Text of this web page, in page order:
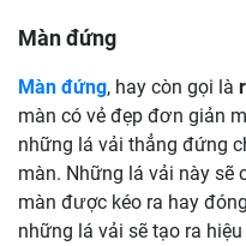
Màn đứng
Màn đứng, hay còn gọi là
màn có vẻ đẹp đơn giản
những lá vải thẳng đứng
màn. Những lá vải này sẽ
màn được kéo ra hay
những lá vải sẽ tạo ra